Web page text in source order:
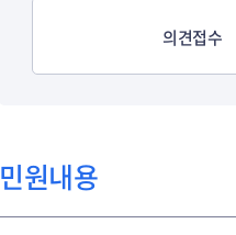
의견접수
민원내용